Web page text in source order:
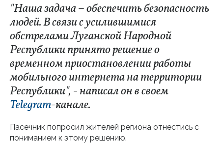
"Наша задача – обеспечить безопасность
людей. В связи с усилившимися
обстрелами Луганской Народной
Республики принято решение о
временном приостановлении работы
мобильного интернета на территории
Республики", - написал он в своем
Telegram-канале.
Пасечник попросил жителей региона отнестись с
пониманием к этому решению.